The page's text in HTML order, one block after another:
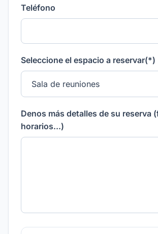
Teléfono
Seleccione el espacio a reservar(*)
Denos más detalles de su reserva
horarios...)